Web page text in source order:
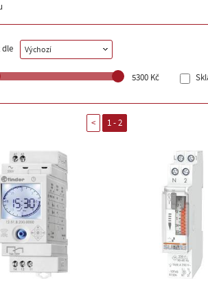
dle Výchozí
5300 Kč
< 1 - 2